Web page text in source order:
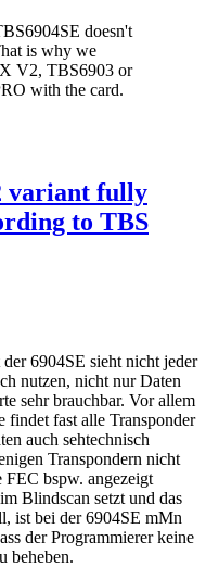
doesn't
is why we
V2, TBS6903 or
with the card.
variant fully
to TBS
6904SE sieht nicht jeder
nutzen, nicht nur Daten
sehr brauchbar. Vor allem
findet fast alle Transponder
auch sehtechnisch
Transpondern nicht
bspw. angezeigt
Blindscan setzt und das
ist bei der 6904SE mMn
der Programmierer keine
beheben.